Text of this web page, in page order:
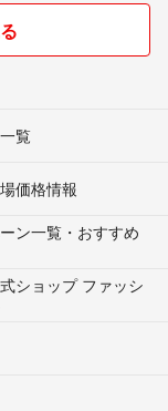
覧
価格情報
ン一覧・おすすめ
ショップ ファッシ